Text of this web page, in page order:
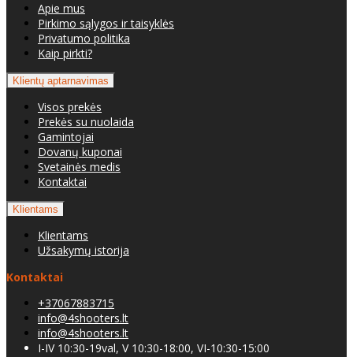
Apie mus
Pirkimo sąlygos ir taisyklės
Privatumo politika
Kaip pirkti?
Klientų aptarnavimas
Visos prekės
Prekės su nuolaida
Gamintojai
Dovanų kuponai
Svetainės medis
Kontaktai
Klientams
Klientams
Užsakymų istorija
Kontaktai
+37067883715
info@4shooters.lt
info@4shooters.lt
I-IV 10:30-19val, V 10:30-18:00, VI-10:30-15:00